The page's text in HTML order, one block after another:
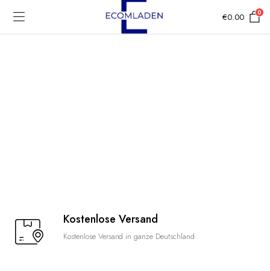
€0.00 0
Kostenlose Versand
Kostenlose Versand in ganze Deutschland.